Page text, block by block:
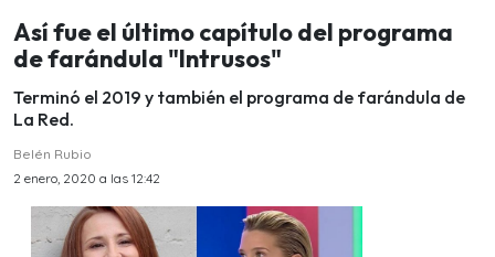
Así fue el último capítulo del programa
de farándula "Intrusos"
Terminó el 2019 y también el programa de farándula de
La Red.
Belén Rubio
2 enero, 2020 a las 12:42